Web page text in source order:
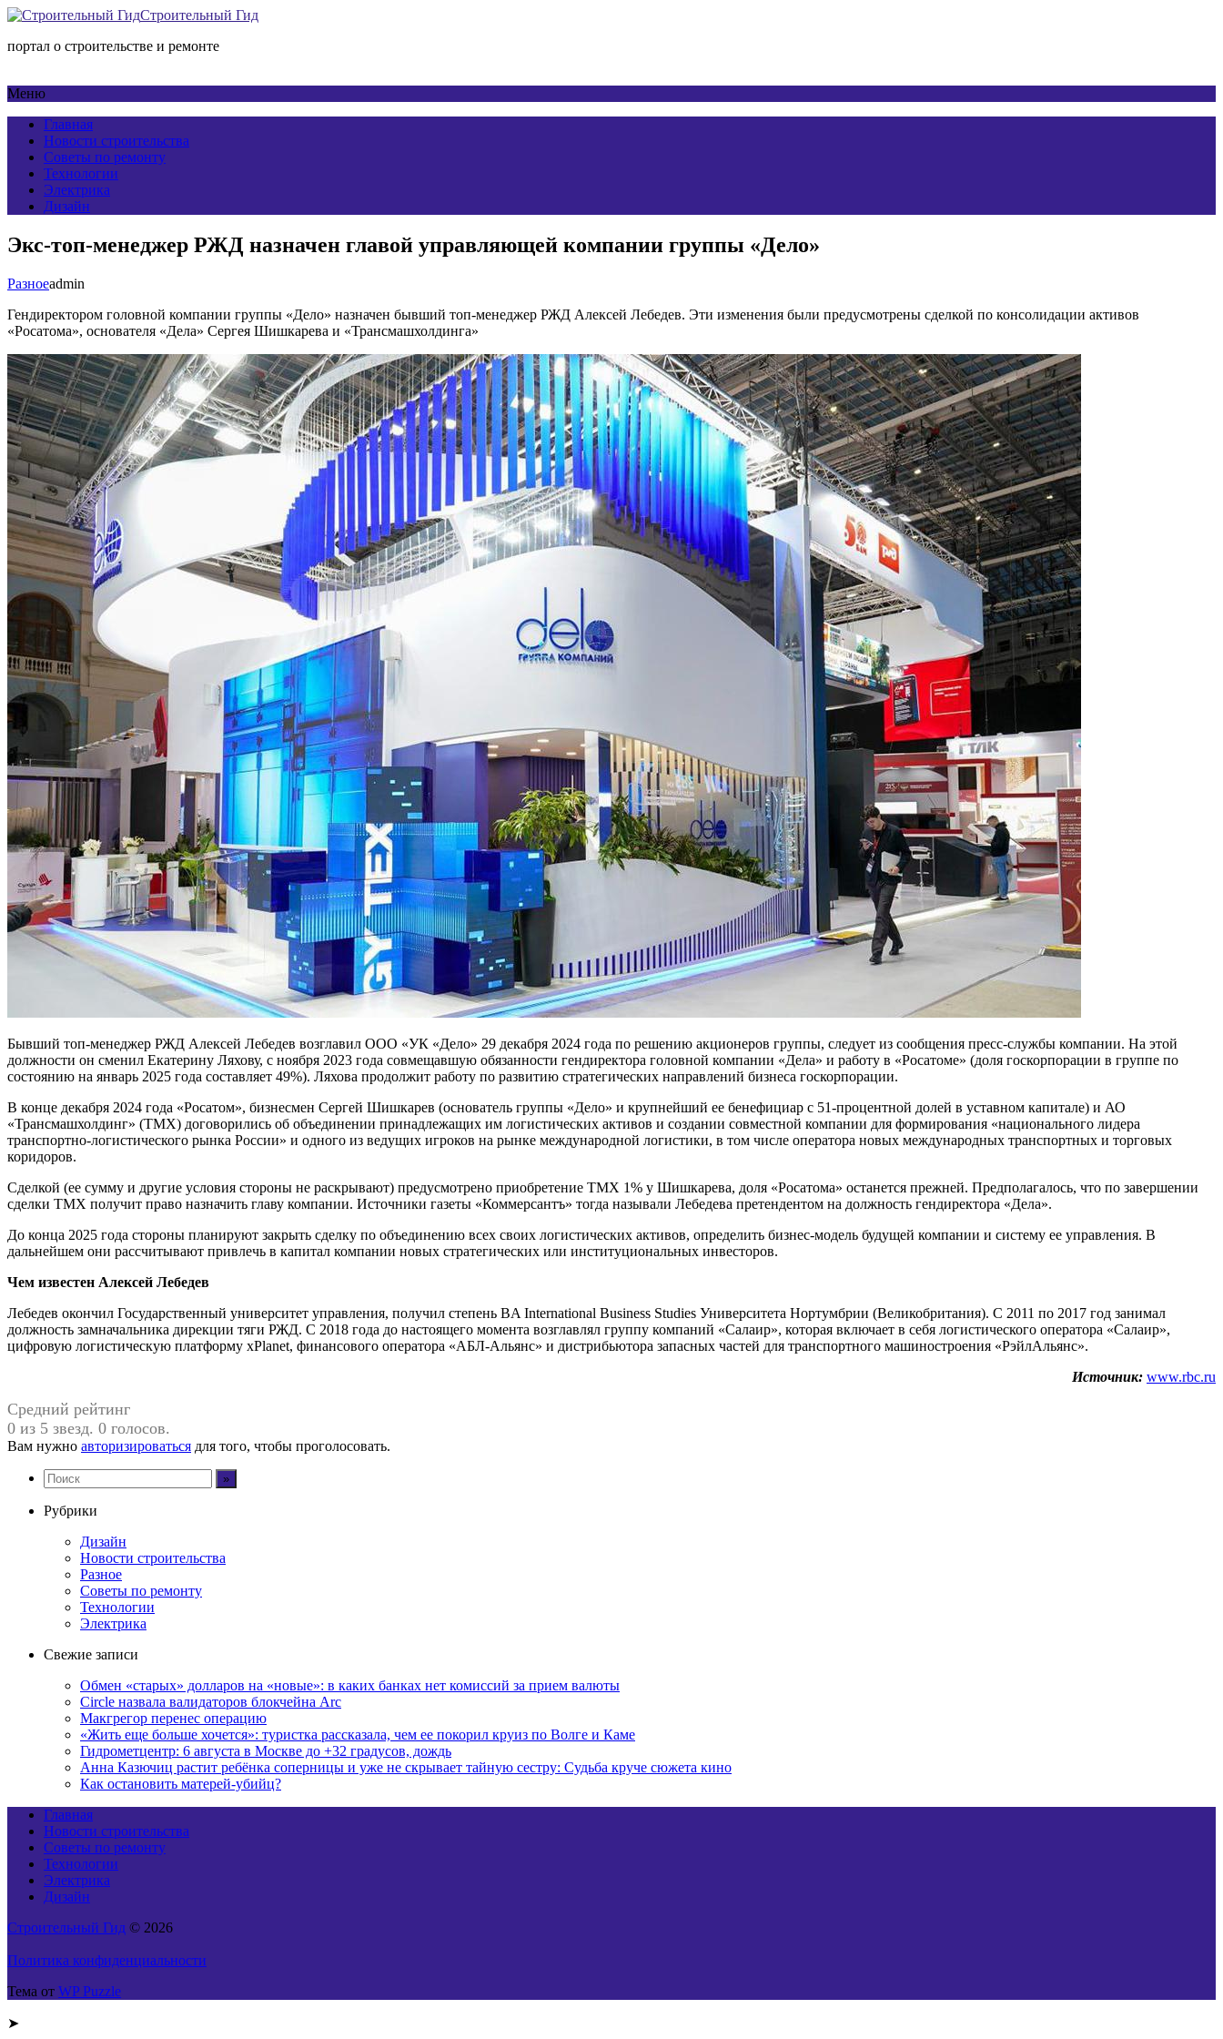
Строительный Гид
портал о строительстве и ремонте
Меню
Главная
Новости строительства
Советы по ремонту
Технологии
Электрика
Дизайн
Экс-топ-менеджер РЖД назначен главой управляющей компании группы «Дело»
Разноеadmin
Гендиректором головной компании группы «Дело» назначен бывший топ-менеджер РЖД Алексей Лебедев. Эти изменения были предусмотрены сделкой по консолидации активов
«Росатома», основателя «Дела» Сергея Шишкарева и «Трансмашхолдинга»
Бывший топ-менеджер РЖД Алексей Лебедев возглавил ООО «УК «Дело» 29 декабря 2024 года по решению акционеров группы, следует из сообщения пресс-службы компании. На этой
должности он сменил Екатерину Ляхову, с ноября 2023 года совмещавшую обязанности гендиректора головной компании «Дела» и работу в «Росатоме» (доля госкорпорации в группе по
состоянию на январь 2025 года составляет 49%). Ляхова продолжит работу по развитию стратегических направлений бизнеса госкорпорации.
В конце декабря 2024 года «Росатом», бизнесмен Сергей Шишкарев (основатель группы «Дело» и крупнейший ее бенефициар с 51-процентной долей в уставном капитале) и АО
«Трансмашхолдинг» (ТМХ) договорились об объединении принадлежащих им логистических активов и создании совместной компании для формирования «национального лидера
транспортно-логистического рынка России» и одного из ведущих игроков на рынке международной логистики, в том числе оператора новых международных транспортных и торговых
коридоров.
Сделкой (ее сумму и другие условия стороны не раскрывают) предусмотрено приобретение ТМХ 1% у Шишкарева, доля «Росатома» останется прежней. Предполагалось, что по завершении
сделки ТМХ получит право назначить главу компании. Источники газеты «Коммерсантъ» тогда называли Лебедева претендентом на должность гендиректора «Дела».
До конца 2025 года стороны планируют закрыть сделку по объединению всех своих логистических активов, определить бизнес-модель будущей компании и систему ее управления. В
дальнейшем они рассчитывают привлечь в капитал компании новых стратегических или институциональных инвесторов.
Чем известен Алексей Лебедев
Лебедев окончил Государственный университет управления, получил степень BA International Business Studies Университета Нортумбрии (Великобритания). С 2011 по 2017 год занимал
должность замначальника дирекции тяги РЖД. С 2018 года до настоящего момента возглавлял группу компаний «Салаир», которая включает в себя логистического оператора «Салаир»,
цифровую логистическую платформу xPlanet, финансового оператора «АБЛ-Альянс» и дистрибьютора запасных частей для транспортного машиностроения «РэйлАльянс».
Источник: www.rbc.ru
Средний рейтинг
0 из 5 звезд. 0 голосов.
Вам нужно авторизироваться для того, чтобы проголосовать.
Рубрики
Дизайн
Новости строительства
Разное
Советы по ремонту
Технологии
Электрика
Свежие записи
Обмен «старых» долларов на «новые»: в каких банках нет комиссий за прием валюты
Circle назвала валидаторов блокчейна Arc
Макгрегор перенес операцию
«Жить еще больше хочется»: туристка рассказала, чем ее покорил круиз по Волге и Каме
Гидрометцентр: 6 августа в Москве до +32 градусов, дождь
Анна Казючиц растит ребёнка соперницы и уже не скрывает тайную сестру: Судьба круче сюжета кино
Как остановить матерей-убийц?
Главная
Новости строительства
Советы по ремонту
Технологии
Электрика
Дизайн
Строительный Гид © 2026
Политика конфиденциальности
Тема от WP Puzzle
➤